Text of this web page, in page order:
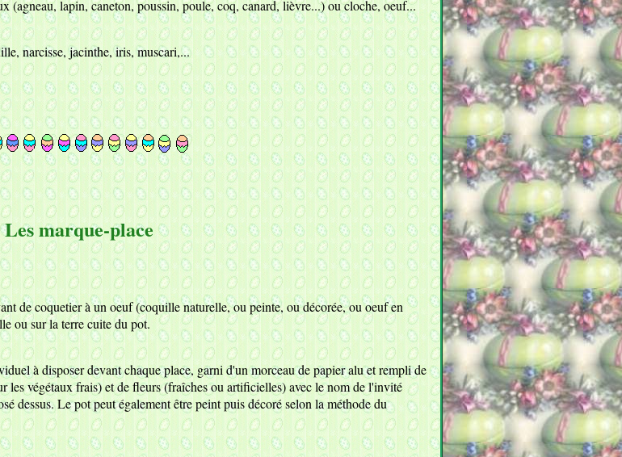
(agneau, lapin, caneton, poussin, poule, coq, canard, lièvre...) ou cloche, oeuf...
narcisse, jacinthe, iris, muscari,...
Les marque-place
de coquetier à un oeuf (coquille naturelle, ou peinte, ou décorée, ou oeuf en
ou sur la terre cuite du pot.
à disposer devant chaque place, garni d'un morceau de papier alu et rempli de
les végétaux frais) et de fleurs (fraîches ou artificielles) avec le nom de l'invité
dessus. Le pot peut également être peint puis décoré selon la méthode du